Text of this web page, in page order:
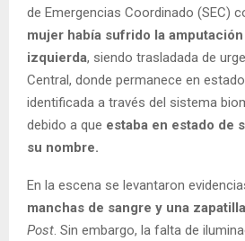
de Emergencias Coordinado (SEC)
mujer había sufrido la
izquierda, siendo trasladada de
Central, donde permanece en
identificada a través del sistema
debido a que estaba en estado de
su nombre.
En la escena se levantaron
manchas de sangre y una zapatilla
Post. Sin embargo, la falta de